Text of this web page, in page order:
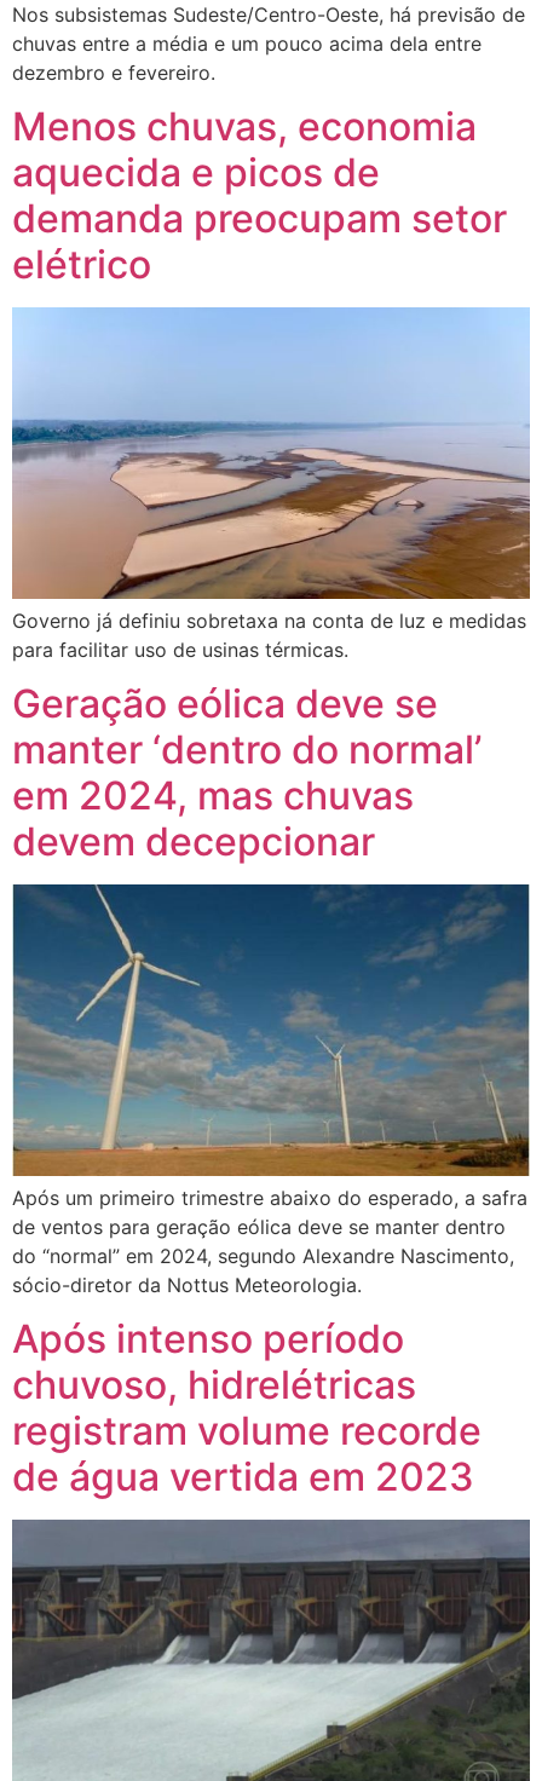
Nos subsistemas Sudeste/Centro-Oeste, há previsão de
chuvas entre a média e um pouco acima dela entre
dezembro e fevereiro.
Menos chuvas, economia
aquecida e picos de
demanda preocupam setor
elétrico
Governo já definiu sobretaxa na conta de luz e medidas
para facilitar uso de usinas térmicas.
Geração eólica deve se
manter ‘dentro do normal’
em 2024, mas chuvas
devem decepcionar
Após um primeiro trimestre abaixo do esperado, a safra
de ventos para geração eólica deve se manter dentro
do “normal” em 2024, segundo Alexandre Nascimento,
sócio-diretor da Nottus Meteorologia.
Após intenso período
chuvoso, hidrelétricas
registram volume recorde
de água vertida em 2023